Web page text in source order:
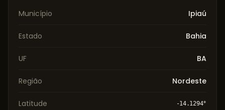
Município Ipiaú
Estado Bahia
UF BA
Região Nordeste
Latitude -14.1294°